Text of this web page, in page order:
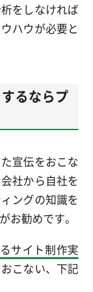
をしなければ
ハウが必要と
るならプ
宣伝をおこな
社から自社を
ングの知識を
お勧めです。
サイト制作実
こない、下記